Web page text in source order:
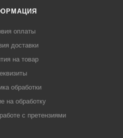
оплаты
доставки
на товар
обработки
на обработку
с претензиями